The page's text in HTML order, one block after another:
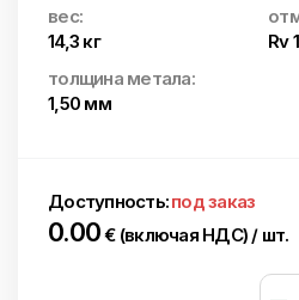
вес:
14,3 кг
Rv
толщина метала:
1,50 мм
Доступность:под заказ
0.00€ (включая НДС) / шт.